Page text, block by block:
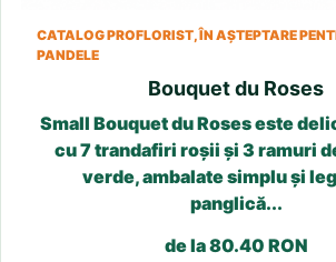
CATALOG PROFLORIST, ÎN AȘTEPTARE
PANDELE
Bouquet du Roses
Small Bouquet du Roses este
cu 7 trandafiri roșii și 3 ramuri
verde, ambalate simplu și
panglică...
de la 80.40 RON